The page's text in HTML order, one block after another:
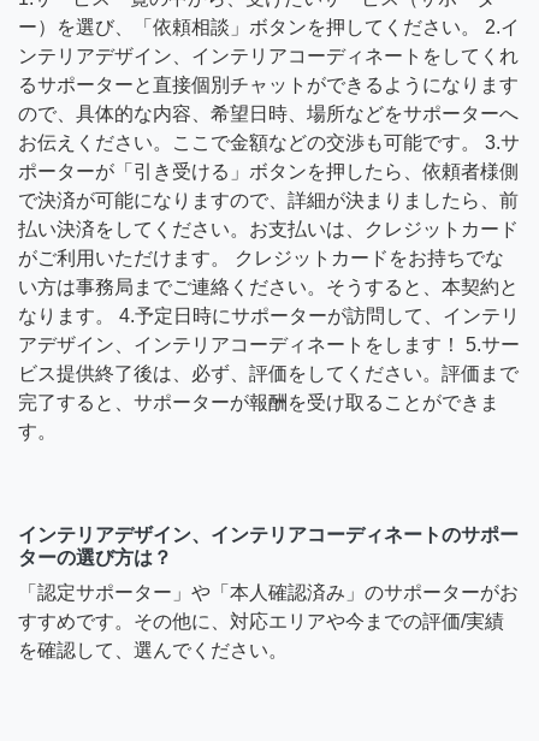
ー）を選び、「依頼相談」ボタンを押してください。 2.イ
ンテリアデザイン、インテリアコーディネートをしてくれ
るサポーターと直接個別チャットができるようになります
ので、具体的な内容、希望日時、場所などをサポーターへ
お伝えください。ここで金額などの交渉も可能です。 3.サ
ポーターが「引き受ける」ボタンを押したら、依頼者様側
で決済が可能になりますので、詳細が決まりましたら、前
払い決済をしてください。お支払いは、クレジットカード
がご利用いただけます。 クレジットカードをお持ちでな
い方は事務局までご連絡ください。そうすると、本契約と
なります。 4.予定日時にサポーターが訪問して、インテリ
アデザイン、インテリアコーディネートをします！ 5.サー
ビス提供終了後は、必ず、評価をしてください。評価まで
完了すると、サポーターが報酬を受け取ることができま
す。
インテリアデザイン、インテリアコーディネートのサポー
ターの選び方は？
「認定サポーター」や「本人確認済み」のサポーターがお
すすめです。その他に、対応エリアや今までの評価/実績
を確認して、選んでください。